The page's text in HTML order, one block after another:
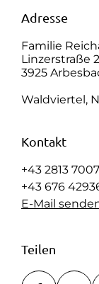
Adresse
Familie
Linzerstraße 2
3925
Waldviertel,
Kontakt
+43 2813 7007
+43 676
E-Mail
Teilen